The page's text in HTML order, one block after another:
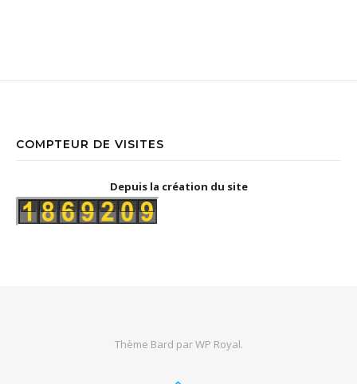
COMPTEUR DE VISITES
Depuis la création du site
Thème Bard parWP Royal.